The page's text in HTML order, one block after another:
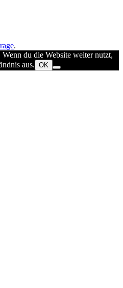
.
du die Website weiter nutzt,
aus. OK